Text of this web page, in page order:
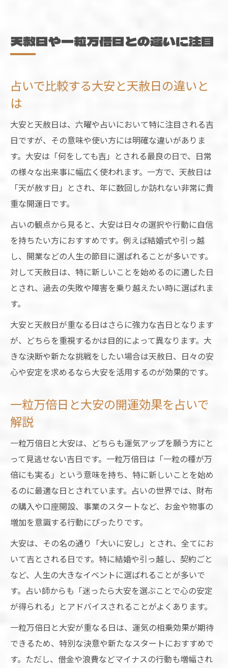
天赦日や一粒万倍日との違いに注目
占いで比較する大安と天赦日の違いと
は
大安と天赦日は、六曜や占いにおいて特に注目される吉
日ですが、その意味や使い方には明確な違いがありま
す。大安は「何をしても吉」とされる最良の日で、日常
の様々な出来事に幅広く使われます。一方で、天赦日は
「天が赦す日」とされ、年に数回しか訪れない非常に貴
重な開運日です。
占いの観点から見ると、大安は日々の選択や行動に自信
を持ちたい方におすすめです。例えば結婚式や引っ越
し、開業などの人生の節目に選ばれることが多いです。
対して天赦日は、特に新しいことを始めるのに適した日
とされ、過去の失敗や障害を乗り越えたい時に選ばれま
す。
大安と天赦日が重なる日はさらに強力な吉日となります
が、どちらを重視するかは目的によって異なります。大
きな決断や新たな挑戦をしたい場合は天赦日、日々の安
心や安定を求めるなら大安を活用するのが効果的です。
一粒万倍日と大安の開運効果を占いで
解説
一粒万倍日と大安は、どちらも運気アップを願う方にと
って見逃せない吉日です。一粒万倍日は「一粒の種が万
倍にも実る」という意味を持ち、特に新しいことを始め
るのに最適な日とされています。占いの世界では、財布
の購入や口座開設、事業のスタートなど、お金や物事の
増加を意識する行動にぴったりです。
大安は、その名の通り「大いに安し」とされ、全てにお
いて吉とされる日です。特に結婚や引っ越し、契約ごと
など、人生の大きなイベントに選ばれることが多いで
す。占い師からも「迷ったら大安を選ぶことで心の安定
が得られる」とアドバイスされることがよくあります。
一粒万倍日と大安が重なる日は、運気の相乗効果が期待
できるため、特別な決意や新たなスタートにおすすめで
す。ただし、借金や浪費などマイナスの行動も増幅され